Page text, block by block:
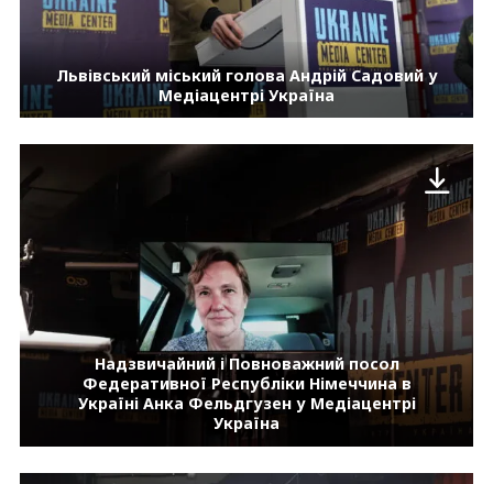
Львівський міський голова Андрій Садовий у
Медіацентрі Україна
Надзвичайний і Повноважний посол
Федеративної Республіки Німеччина в
Україні Анка Фельдгузен у Медіацентрі
Україна